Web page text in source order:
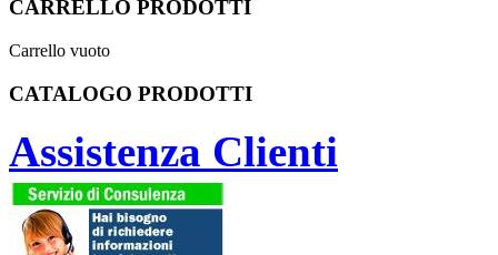
CARRELLO PRODOTTI
Carrello vuoto
CATALOGO PRODOTTI
Assistenza Clienti